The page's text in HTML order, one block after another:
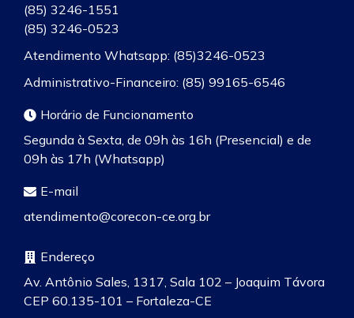
(85) 3246-1551
(85) 3246-0523
Atendimento Whatsapp: (85)3246-0523
Administrativo-Financeiro: (85) 99165-6546
Horário de Funcionamento
Segunda à Sexta, de 09h às 16h (Presencial) e de
09h às 17h (Whatsapp)
E-mail
atendimento@corecon-ce.org.br
Endereço
Av. Antônio Sales, 1317, Sala 102 – Joaquim Távora
CEP 60.135-101 – Fortaleza-CE